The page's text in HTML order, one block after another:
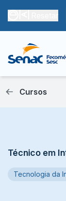
Cursos
Técnico em
Tecnologia da